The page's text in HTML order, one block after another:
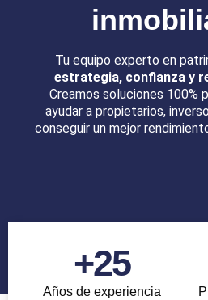
Tu equipo experto en
estrategia, confianza y
Creamos soluciones 100%
ayudar a propietarios,
conseguir un mejor
Años de experiencia
+25